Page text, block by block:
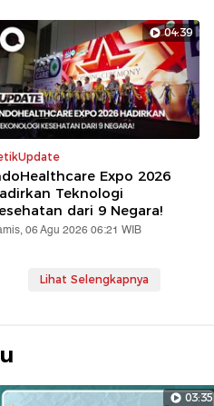
04:39
Expo 2026
Teknologi
dari 9 Negara!
06 Agu 2026 06:21 WIB
Lihat Selengkapnya
03:35